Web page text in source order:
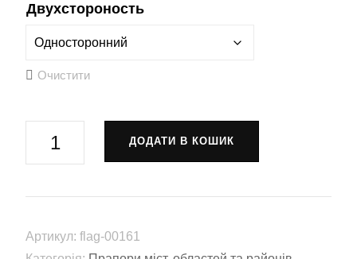
Двухстороность
Очистити
міста
(flag-
кількість
ДОДАТИ В КОШИК
Артикул: flag-00161